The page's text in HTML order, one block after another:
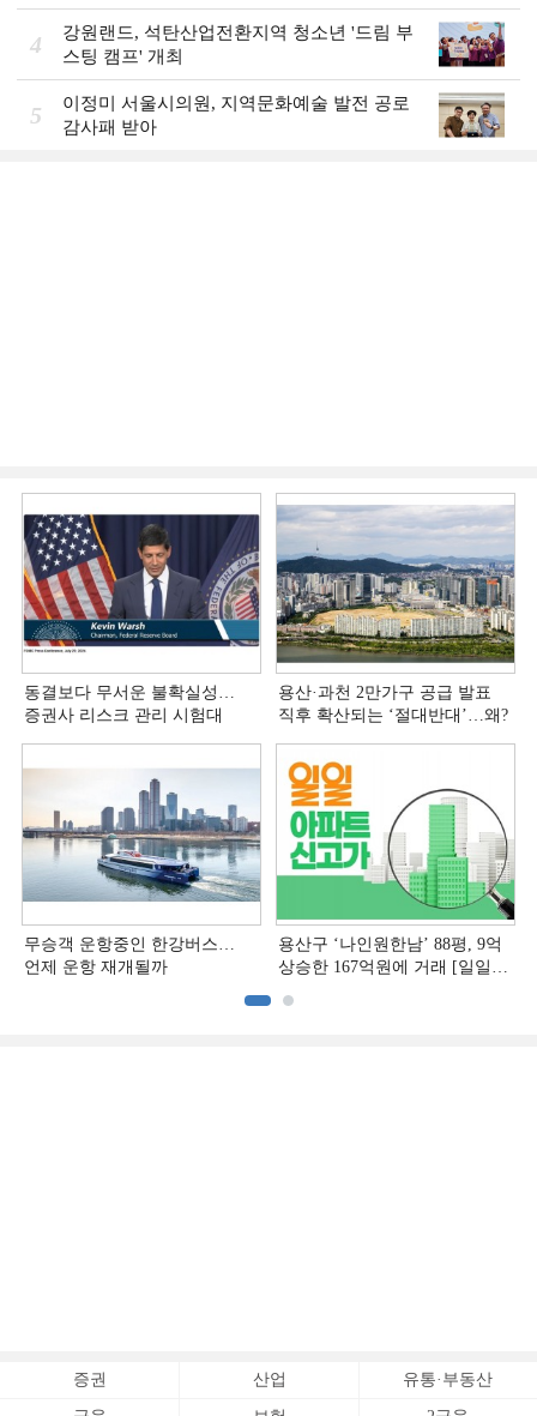
4
강원랜드, 석탄산업전환지역 청소년 '드림 부
스팅 캠프' 개최
5
이정미 서울시의원, 지역문화예술 발전 공로
감사패 받아
동결보다 무서운 불확실성…
증권사 리스크 관리 시험대
용산·과천 2만가구 공급 발표
직후 확산되는 ‘절대반대’…왜?
무승객 운항중인 한강버스…
언제 운항 재개될까
용산구 ‘나인원한남’ 88평, 9억
상승한 167억원에 거래 [일일
증권 산업 유통·부동산